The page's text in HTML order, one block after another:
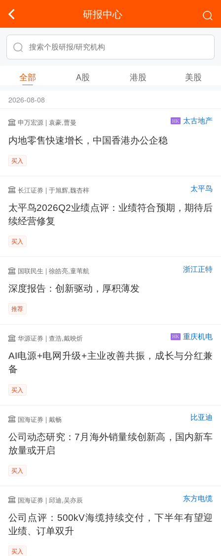
研报中心
全部 A股 港股 美股
2026-08-08
申万宏源 | 袁豪,曹曼 HK 太古地产
内地零售快速增长，中国香港办公企稳
买入
长江证券 | 于旭辉,魏杏梓 太平鸟
太平鸟2026Q2业绩点评：业绩符合预期，期待后
续经营修复
买入
国联民生 | 徐皓亮,童苇航 浙江正特
深度报告：创新驱动，厚积薄发
推荐
华源证券 | 查浩,戴映炘 HK 重庆机电
AI电源+电网升级+主业改善共振，成长与分红兼
备
买入
国海证券 | 戴畅 比亚迪
公司动态研究：7月海外销量续创新高，国内新车
放量或开启
买入
国海证券 | 邱迪,吴亦辰 东方电缆
公司点评：500kV海缆持续交付，下半年有望迎
业绩、订单双升
买入